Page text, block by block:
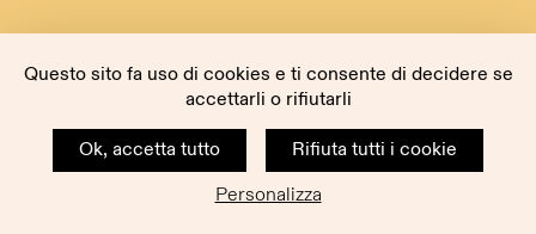
Questo sito fa uso di cookies e ti consente di decidere se
accettarli o rifiutarli
Ok, accetta tutto
Rifiuta tutti i cookie
Personalizza